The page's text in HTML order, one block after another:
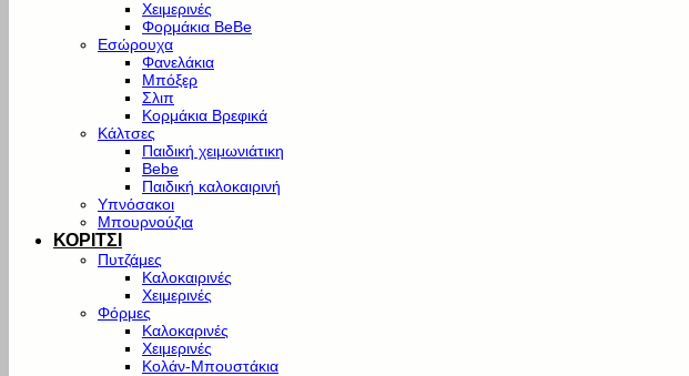
Χειμερινές
Φορμάκια BeBe
Εσώρουχα
Φανελάκια
Μπόξερ
Σλιπ
Κορμάκια Βρεφικά
Κάλτσες
Παιδική χειμωνιάτικη
Bebe
Παιδική καλοκαιρινή
Υπνόσακοι
Μπουρνούζια
ΚΟΡΙΤΣΙ
Πυτζάμες
Καλοκαιρινές
Χειμερινές
Φόρμες
Καλοκαρινές
Χειμερινές
Κολάν-Μπουστάκια